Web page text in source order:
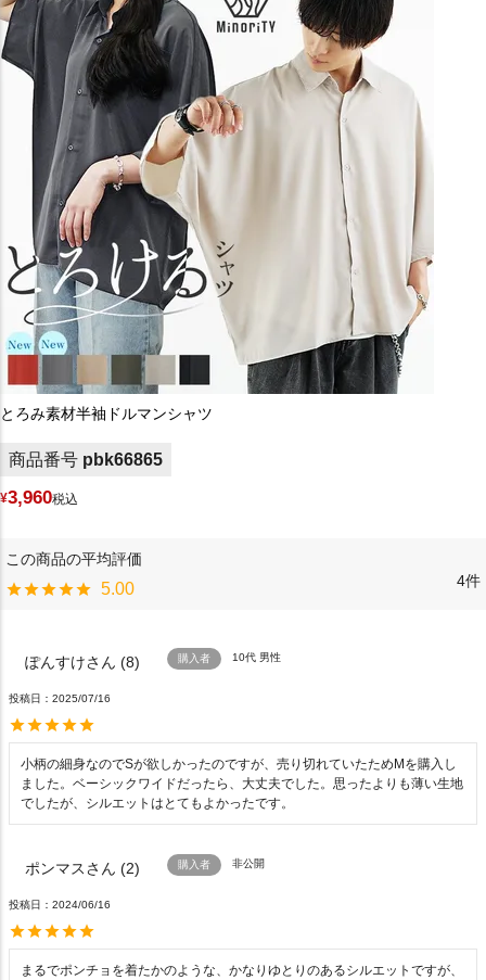
とろみ素材半袖ドルマンシャツ
商品番号 pbk66865
¥3,960税込
5.00 4
ぽんすけ 8 購入者 10代 男性
投稿日 2025/07/16
小柄の細身なのでSが欲しかったのですが、売り切れていたためMを購入し
ました。ベーシックワイドだったら、大丈夫でした。思ったよりも薄い生地
でしたが、シルエットはとてもよかったです。
ポンマス 2 購入者 非公開
投稿日 2024/06/16
まるでポンチョを着たかのような、かなりゆとりのあるシルエットですが、